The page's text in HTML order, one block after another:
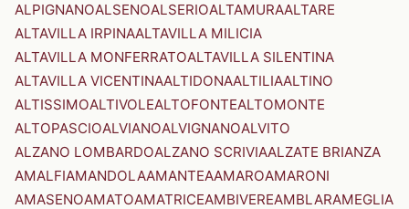
ALPIGNANOALSENOALSERIOALTAMURAALTARE
ALTAVILLA IRPINAALTAVILLA MILICIA
ALTAVILLA MONFERRATOALTAVILLA SILENTINA
ALTAVILLA VICENTINAALTIDONAALTILIAALTINO
ALTISSIMOALTIVOLEALTOFONTEALTOMONTE
ALTOPASCIOALVIANOALVIGNANOALVITO
ALZANO LOMBARDOALZANO SCRIVIAALZATE BRIANZA
AMALFIAMANDOLAAMANTEAAMAROAMARONI
AMASENOAMATOAMATRICEAMBIVEREAMBLARAMEGLIA